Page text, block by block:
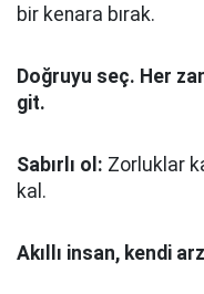
bir kenara bırak.
Doğruyu seç. Her
git.
Sabırlı ol: Zorluklar
kal.
Akıllı insan, kendi